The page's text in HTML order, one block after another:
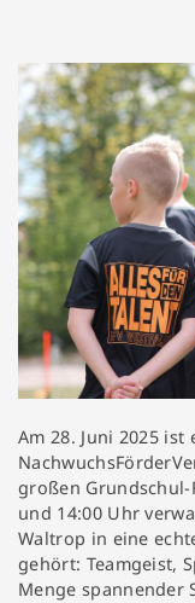
Am 28. Juni 2025 ist
großen Grundschul-
und 14:00 Uhr
Waltrop in eine
gehört: Teamgeist,
Menge spannender